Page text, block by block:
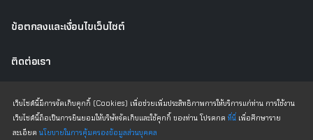
เว็บไซต์นี้มีการจัดเก็บคุกกี้ (Cookies) เพื่อช่วยเพิ่มประสิทธิภาพการให้บริการแก่ท่าน การใช้งาน
เว็บไซต์นี้ถือเป็นการยินยอมให้บริษัทจัดเก็บและใช้คุกกี้ ของท่าน โปรดกด ที่นี่ เพื่อศึกษาราย
ละเอียด นโยบายในการคุ้มครองข้อมูลส่วนบุคคล
ข้อตกลงและเงื่อนไขเว็บไซต์
ติดต่อเรา
เว็บไซต์เดิม